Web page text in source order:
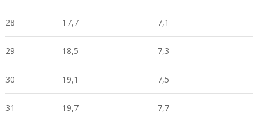
28 17,7 7,1
29 18,5 7,3
30 19,1 7,5
31 19,7 7,7